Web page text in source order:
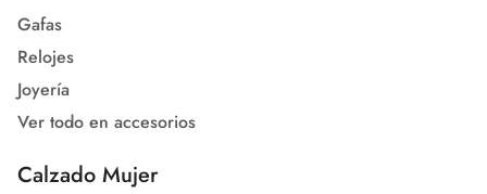
Gafas
Relojes
Joyería
Ver todo en accesorios
Calzado Mujer